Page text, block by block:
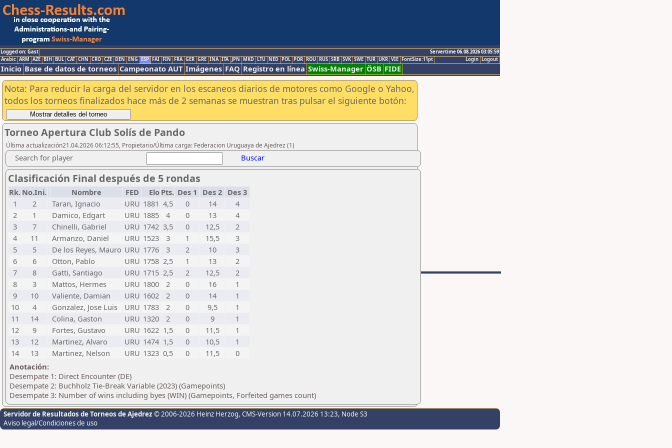
Logged on: Gast
Servertime 06.08.2026 03:05:59
Logout
Login
Arabic ARM AZE BIH BUL CAT CHN CRO CZE DEN ENG ESP FAI FIN FRA GER GRE INA ITA JPN MKD LTU NED POL POR ROU RUS SRB SVK SWE TUR UKR VIE FontSize:11pt
Inicio Base de datos de torneos Campeonato AUT Imágenes FAQ Registro en línea Swiss-Manager ÖSB FIDE
Nota: Para reducir la carga del servidor en los escaneos diarios de motores como Google o Yahoo,
todos los torneos finalizados hace más de 2 semanas se muestran tras pulsar el siguiente botón:
Torneo Apertura Club Solís de Pando
Última actualización21.04.2026 06:12:55, Propietario/Última carga: Federacion Uruguaya de Ajedrez (1)
Search for player Buscar
Clasificación Final después de 5 rondas
Rk. No.Ini. Nombre FED Elo Pts. Des 1 Des 2 Des 3
1
2 Taran, Ignacio URU 1881 4,5 0 14
4
2
1 Damico, Edgart URU 1885 4 0 13
4
3
7 Chinelli, Gabriel URU 1742 3,5 0 12,5
2
4
11 Armanzo, Daniel URU 1523 3 1 15,5
3
5
5 De los Reyes, Mauro URU 1776 3 2 10
3
6
6 Otton, Pablo URU 1758 2,5 1 13
2
7
8 Gatti, Santiago URU 1715 2,5 2 12,5
2
8
3 Mattos, Hermes URU 1800 2 0 16
1
9
10 Valiente, Damian URU 1602 2 0 14
1
10
4 Gonzalez, Jose Luis URU 1783 2 0 9,5
1
11
14 Colina, Gaston URU 1320 2 0 9
1
12
9 Fortes, Gustavo URU 1622 1,5 0 11,5
1
13
12 Martinez, Alvaro URU 1474 1,5 0 10,5
1
14
13 Martinez, Nelson URU 1323 0,5 0 11,5
0
Anotación:
Desempate 1: Direct Encounter (DE)
Desempate 2: Buchholz Tie-Break Variable (2023) (Gamepoints)
Desempate 3: Number of wins including byes (WIN) (Gamepoints, Forfeited games count)
Servidor de Resultados de Torneos de Ajedrez © 2006-2026 Heinz Herzog, CMS-Version 14.07.2026 13:23, Node S3
Aviso legal/Condiciones de uso